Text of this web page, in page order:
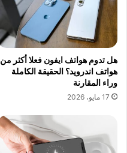
هل تدوم هواتف ايفون فعلا أكثر من
هواتف اندرويد؟ الحقيقة الكاملة
وراء المقارنة
17 مايو، 2026